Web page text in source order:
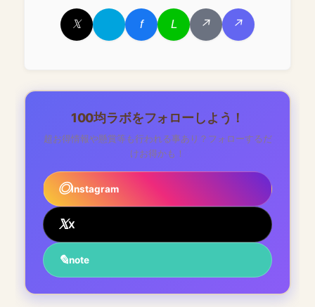
100均ラボをフォローしよう！
超お得情報や懸賞等も行われる事あり？フォローするだ
けお得かも！
Instagram
X
note